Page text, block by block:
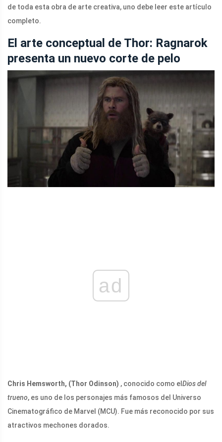
de toda esta obra de arte creativa, uno debe leer este artículo
completo.
El arte conceptual de Thor: Ragnarok
presenta un nuevo corte de pelo
ad
Chris Hemsworth, (Thor Odinson) , conocido como el Dios del
trueno, es uno de los personajes más famosos del Universo
Cinematográfico de Marvel (MCU). Fue más reconocido por sus
atractivos mechones dorados.